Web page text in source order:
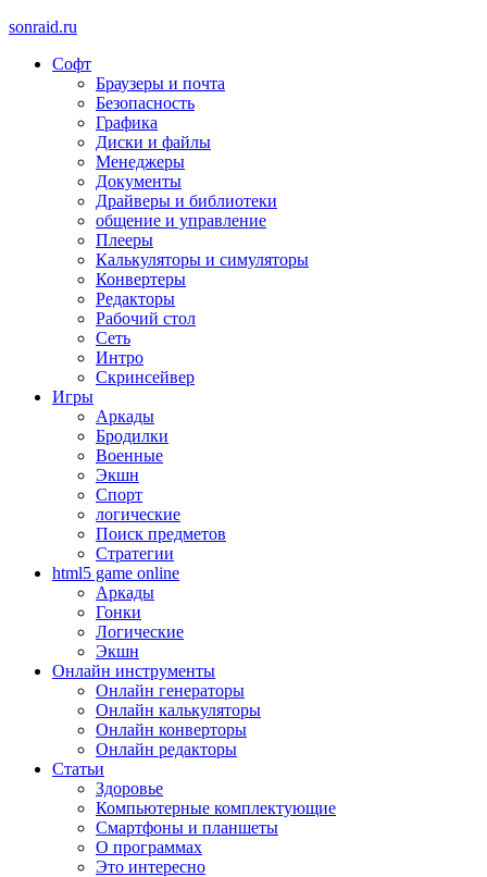
sonraid.ru
Скачивай программы, мини игры
Софт
Браузеры и почта
Безопасность
Графика
Диски и файлы
Менеджеры
Документы
Драйверы и библиотеки
общение и управление
Плееры
Калькуляторы и симуляторы
Конвертеры
Редакторы
Рабочий стол
Сеть
Интро
Скринсейвер
Игры
Аркады
Бродилки
Военные
Экшн
Спорт
логические
Поиск предметов
Стратегии
html5 game online
Аркады
Гонки
Логические
Экшн
Онлайн инструменты
Онлайн генераторы
Онлайн калькуляторы
Онлайн конверторы
Онлайн редакторы
Статьи
Здоровье
Компьютерные комплектующие
Смартфоны и планшеты
О программах
Это интересно